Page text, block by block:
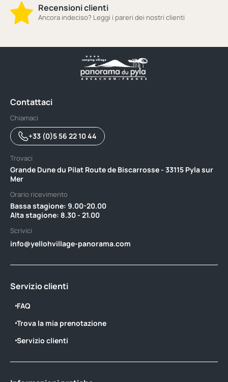
Recensioni clienti
Ancora indeciso? Leggi i pareri dei nostri clienti
Contattaci
Chiamaci
+33 (0)5 56 22 10 44
Trovaci
Grande Dune du Pilat Route de Biscarrosse - 33115 Pyla sur
Mer
Orario ricevimento
Bassa stagione: 9.00-20.00 ‎ ‎ ‎ ‎ ‎ ‎ ‎ ‎ ‎ ‎ ‎ ‎ ‎ ‎ ‎ ‎ ‎ ‎ ‎ ‎ ‎ ‎ ‎ ‎ ‎ ‎ ‎ ‎ ‎ ‎ ‎ ‎ ‎ ‎ ‎ ‎ ‎ ‎ ‎ ‎ ‎ ‎ ‎ ‎ ‎ ‎ ‎ ‎ ‎ ‎ ‎ ‎ ‎ ‎ ‎ ‎ ‎ ‎ ‎ ‎ ‎ ‎ ‎ ‎ ‎ ‎ ‎ ‎
Alta stagione: 8.30 - 21.00
Scrivici
info@yellohvillage-panorama.com
Servizio clienti
FAQ
Trova la mia prenotazione
Servizio clienti